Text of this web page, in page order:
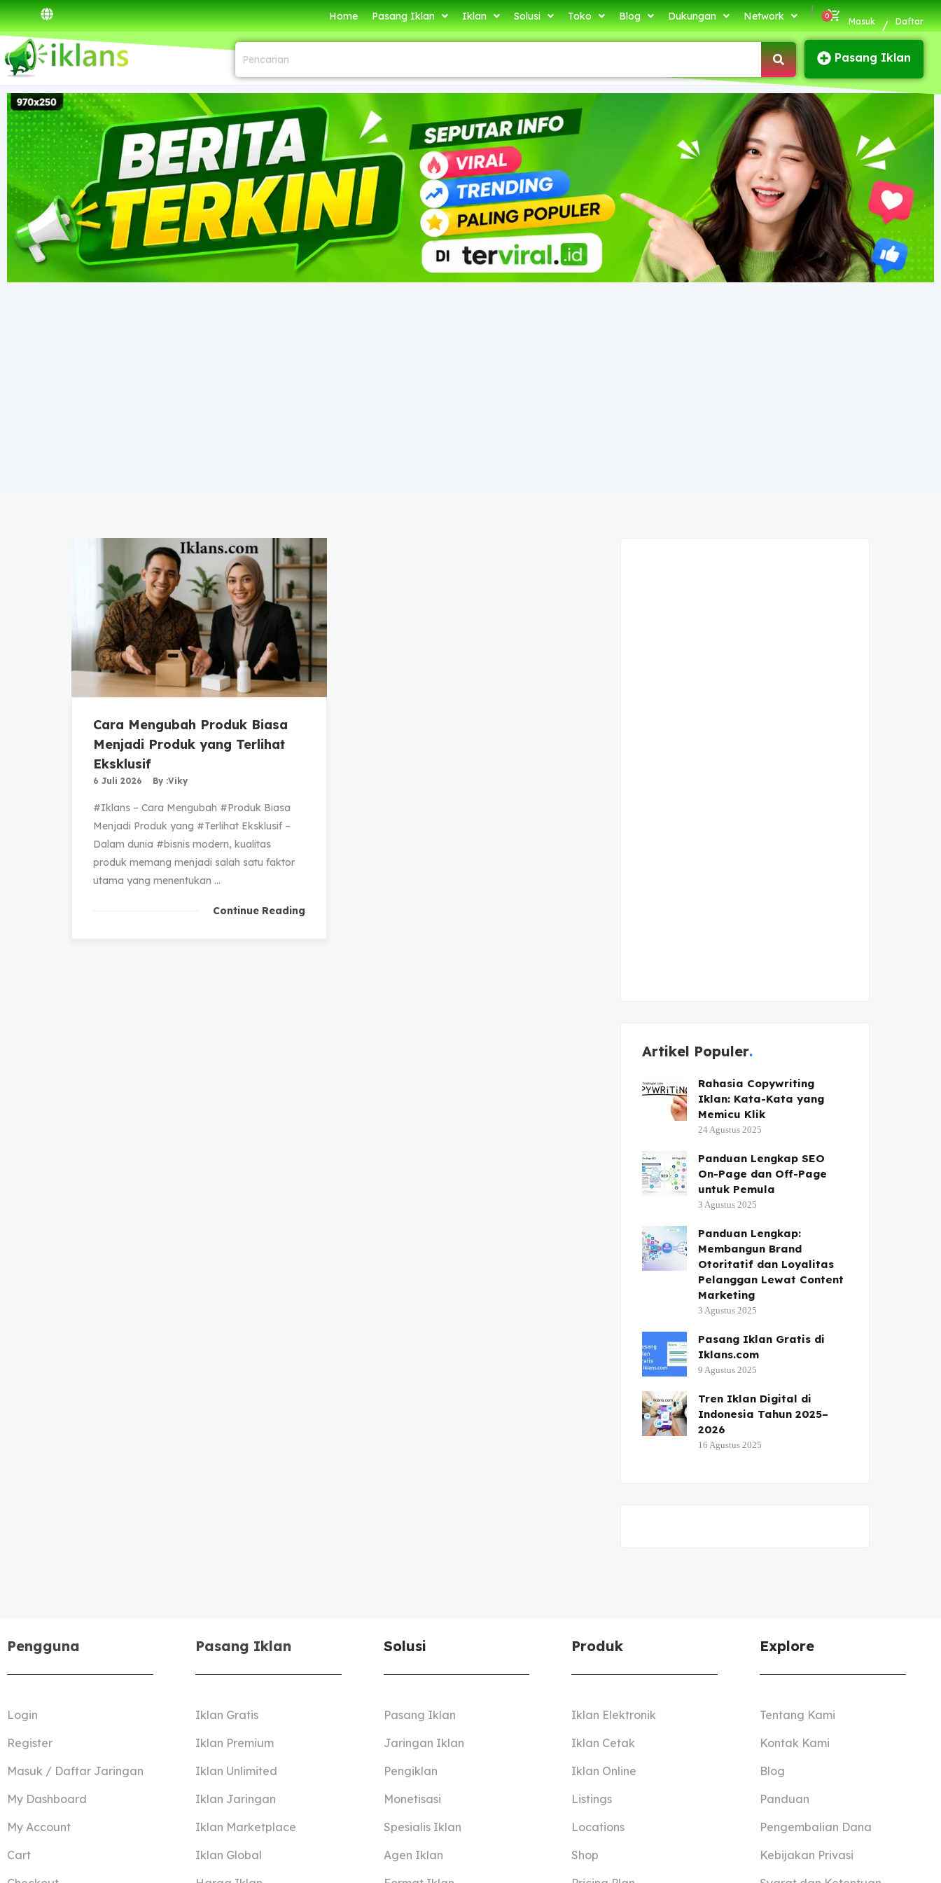
Home Pasang Iklan Iklan Solusi Toko Blog Dukungan Network
|
Masuk / Daftar
Pasang Iklan
Cara Mengubah Produk Biasa
Menjadi Produk yang Terlihat
Eksklusif
6 Juli 2026 By :Viky
#Iklans – Cara Mengubah #Produk Biasa
Menjadi Produk yang #Terlihat Eksklusif –
Dalam dunia #bisnis modern, kualitas
produk memang menjadi salah satu faktor
utama yang menentukan ...
Continue Reading
Artikel Populer
Rahasia Copywriting
Iklan: Kata-Kata yang
Memicu Klik
24 Agustus 2025
Panduan Lengkap SEO
On-Page dan Off-Page
untuk Pemula
3 Agustus 2025
Panduan Lengkap:
Membangun Brand
Otoritatif dan Loyalitas
Pelanggan Lewat Content
Marketing
3 Agustus 2025
Pasang Iklan Gratis di
Iklans.com
9 Agustus 2025
Tren Iklan Digital di
Indonesia Tahun 2025–
2026
16 Agustus 2025
Pengguna
Login
Register
Masuk / Daftar Jaringan
My Dashboard
My Account
Cart
Pasang Iklan
Iklan Gratis
Iklan Premium
Iklan Unlimited
Iklan Jaringan
Iklan Marketplace
Iklan Global
Solusi
Pasang Iklan
Jaringan Iklan
Pengiklan
Monetisasi
Spesialis Iklan
Agen Iklan
Produk
Iklan Elektronik
Iklan Cetak
Iklan Online
Listings
Locations
Shop
Explore
Tentang Kami
Kontak Kami
Blog
Panduan
Pengembalian Dana
Kebijakan Privasi